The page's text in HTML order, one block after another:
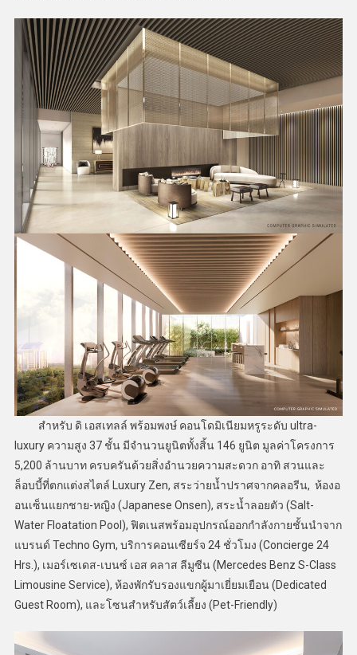
สำหรับ ดิ เอสเทลล์ พร้อมพงษ์ คอนโดมิเนียมหรูระดับ ultra-
luxury ความสูง 37 ชั้น มีจำนวนยูนิตทั้งสิ้น 146 ยูนิต มูลค่าโครงการ
5,200 ล้านบาท ครบครันด้วยสิ่งอำนวยความสะดวก อาทิ สวนและ
ล็อบบี้ที่ตกแต่งสไตล์ Luxury Zen, สระว่ายน้ำปราศจากคลอรีน, ห้องอ
อนเซ็นแยกชาย-หญิง (Japanese Onsen), สระน้ำลอยตัว (Salt-
Water Floatation Pool), ฟิตเนสพร้อมอุปกรณ์ออกกำลังกายชั้นนำจาก
แบรนด์ Techno Gym, บริการคอนเซียร์จ 24 ชั่วโมง (Concierge 24
Hrs.), เมอร์เซเดส-เบนซ์ เอส คลาส ลีมูซีน (Mercedes Benz S-Class
Limousine Service), ห้องพักรับรองแขกผู้มาเยี่ยมเยือน (Dedicated
Guest Room), และโซนสำหรับสัตว์เลี้ยง (Pet-Friendly)